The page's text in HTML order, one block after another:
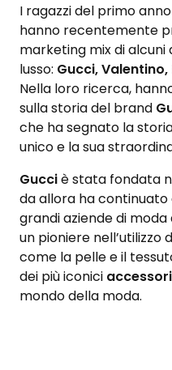
I ragazzi del primo
hanno recentemente
marketing mix di alcuni
lusso: Gucci,
Nella loro ricerca,
sulla storia del brand
che ha segnato la
unico e la sua
Gucciè stata fondata
da allora ha continuato
grandi aziende di
un pioniere nell’utilizzo
come la pelle e il
dei più iconici
mondo della moda.